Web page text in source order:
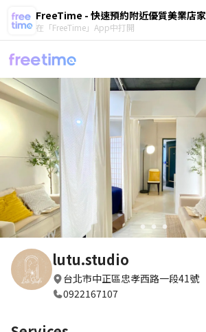
FreeTime - 快速預約附近優質美業店家
在「FreeTime」App中打開
circle circle circle
lutu.studio
台北市中正區忠孝西路一段41號
0922167107